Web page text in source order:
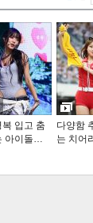
복 입고 춤
아이돌…
다양함
는 치어